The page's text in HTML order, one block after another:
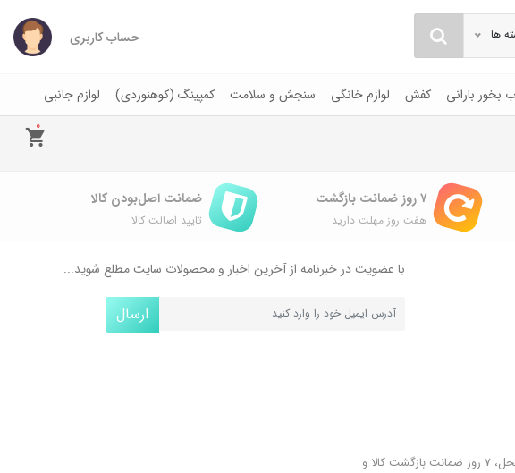
ها حساب کاربری
بخور بارانی کفش لوازم خانگی سنجش و سلامت کمپینگ (کوهنوردی) لوازم جانبی
0
۷ روز ضمانت بازگشت
هفت روز مهلت دارید
ضمانت اصل‌بودن کالا
تایید اصالت کالا
با عضویت در خبرنامه از آخرین اخبار و محصولات سایت مطلع شوید...
ارسال
فروشگاه رمز و راز به عنوان یکی از قدیمی‌ترین فروشگاه های اینترنتی با بیش از یک دهه تجربه، با پایبندی به سه اصل کلیدی، پرداخت در محل، 7 روز ضمانت بازگشت کالا و